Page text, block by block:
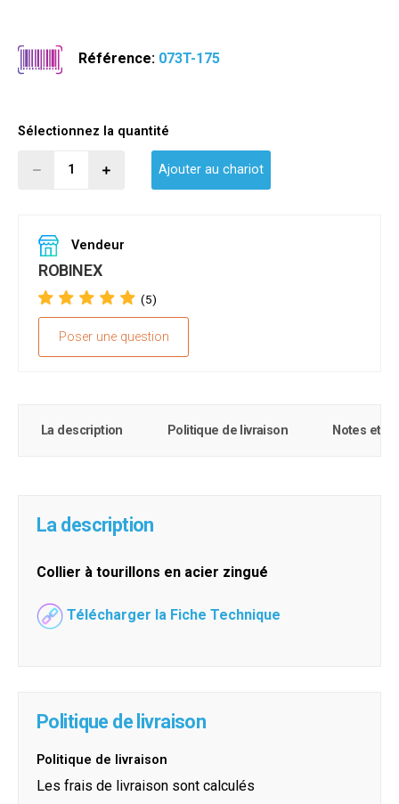
Référence: 073T-175
Sélectionnez la quantité
Ajouter au chariot
Vendeur
ROBINEX
(5)
Poser une question
La description Politique de livraison Notes et
La description
Collier à tourillons en acier zingué
Télécharger la Fiche Technique
Politique de livraison
Politique de livraison
Les frais de livraison sont calculés